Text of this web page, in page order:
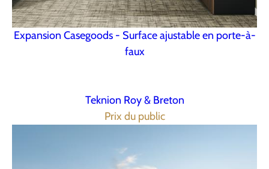
Expansion Casegoods - Surface ajustable en porte-à-
faux
Teknion Roy & Breton
Prix du public